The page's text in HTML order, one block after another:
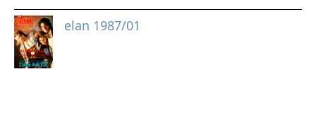
Abo
Spenden
elan 1987/01